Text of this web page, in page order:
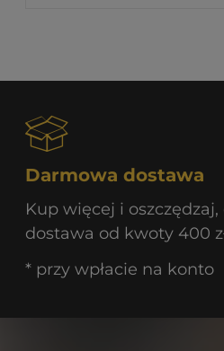
Darmowa dostawa
Kup więcej i
dostawa od kwoty 400
* przy wpłacie na konto